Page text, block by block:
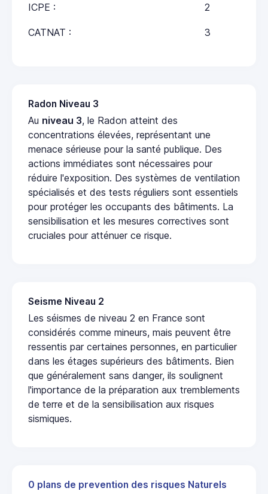
ICPE : 2
CATNAT : 3
Radon Niveau 3
Au niveau 3, le Radon atteint des
concentrations élevées, représentant une
menace sérieuse pour la santé publique. Des
actions immédiates sont nécessaires pour
réduire l'exposition. Des systèmes de ventilation
spécialisés et des tests réguliers sont essentiels
pour protéger les occupants des bâtiments. La
sensibilisation et les mesures correctives sont
cruciales pour atténuer ce risque.
Seisme Niveau 2
Les séismes de niveau 2 en France sont
considérés comme mineurs, mais peuvent être
ressentis par certaines personnes, en particulier
dans les étages supérieurs des bâtiments. Bien
que généralement sans danger, ils soulignent
l'importance de la préparation aux tremblements
de terre et de la sensibilisation aux risques
sismiques.
0 plans de prevention des risques Naturels